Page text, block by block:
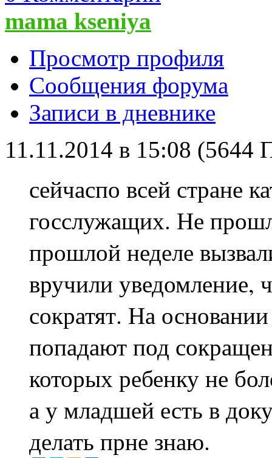
mama kseniya
Просмотр профиля
Сообщения форума
Записи в дневнике
11.11.2014 в 15:08 (5644
сейчаспо всей стране
госслужащих. Не
прошлой неделе
вручили уведомление,
сократят. На
попадают под
которых ребенку не
а у младшей есть в
делать прне знаю.